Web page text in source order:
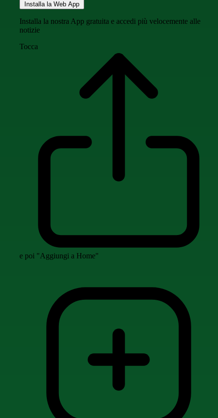
Installa la Web App
Installa la nostra App gratuita e accedi più velocemente alle
notizie
Tocca
e poi "Aggiungi a Home"